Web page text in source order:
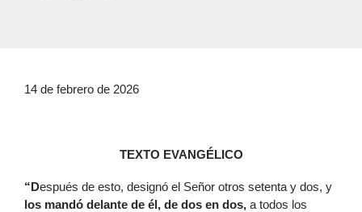
14 de febrero de 2026
TEXTO EVANGÉLICO
“Después de esto, designó el Señor otros setenta y dos, y
los mandó delante de él, de dos en dos, a todos los